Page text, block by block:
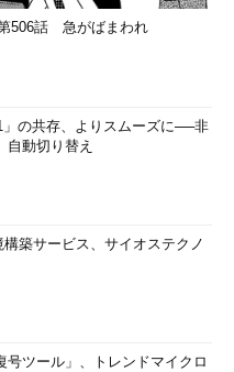
506話 急がばまわれ
」の共存、よりスムーズに──非
自動切り替え
築サービス、サイオステクノ
号ツール」、トレンドマイクロ